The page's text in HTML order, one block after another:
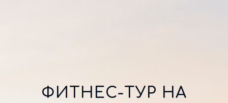
ФИТНЕС-ТУР НА